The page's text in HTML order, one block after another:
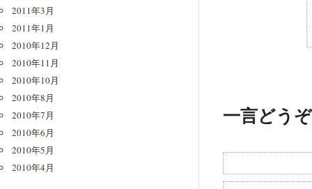
一言どうぞ
2011年3月
2011年1月
2010年12月
2010年11月
2010年10月
2010年8月
2010年7月
2010年6月
2010年5月
2010年4月